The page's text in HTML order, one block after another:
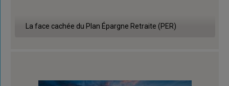
La face cachée du Plan Épargne Retraite (PER)